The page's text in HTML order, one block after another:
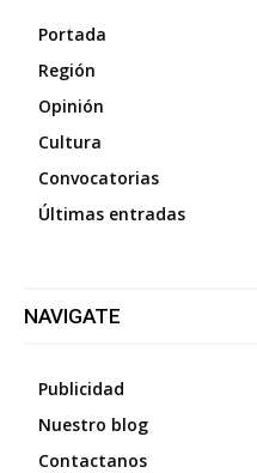
Portada
Región
Opinión
Cultura
Convocatorias
Últimas entradas
NAVIGATE
Publicidad
Nuestro blog
Contactanos